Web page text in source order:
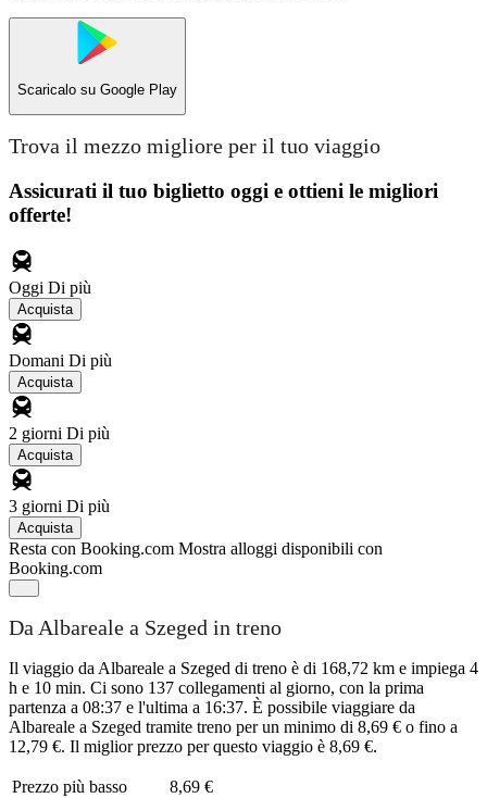
Scaricalo su Google Play
Trova il mezzo migliore per il tuo viaggio
Assicurati il ​​tuo biglietto oggi e ottieni le migliori
offerte!
Oggi Di più
Acquista
Domani Di più
Acquista
2 giorni Di più
Acquista
3 giorni Di più
Acquista
Resta con Booking.com Mostra alloggi disponibili con
Booking.com
Da Albareale a Szeged in treno
Il viaggio da Albareale a Szeged di treno è di 168,72 km e impiega 4
h e 10 min. Ci sono 137 collegamenti al giorno, con la prima
partenza a 08:37 e l'ultima a 16:37. È possibile viaggiare da
Albareale a Szeged tramite treno per un minimo di 8,69 € o fino a
12,79 €. Il miglior prezzo per questo viaggio è 8,69 €.
Prezzo più basso
8,69 €